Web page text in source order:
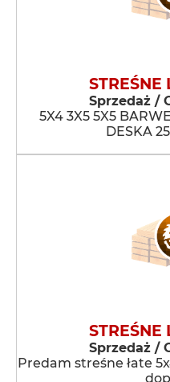
STREŚNE
Sprzedaż /
5X4 3X5 5X5
DESKA
STREŚNE
Sprzedaż /
Predam streśne łate